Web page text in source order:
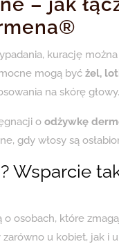
kurację
mogą być żel,
na skórę głowy.
o odżywkę
gdy włosy są
Wsparcie
osobach, które
u kobiet, jak i